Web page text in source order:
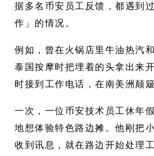
据多名币安员工反馈，都遇到
作」的情况。
例如，曾在火锅店里牛油热汽
泰国按摩时把埋着的头拿出来
时接到工作电话，在南美洲颠
一次，一位币安技术员工休年
地想体验特色路边摊。他刚把
收到讯息，就在路边开始处理